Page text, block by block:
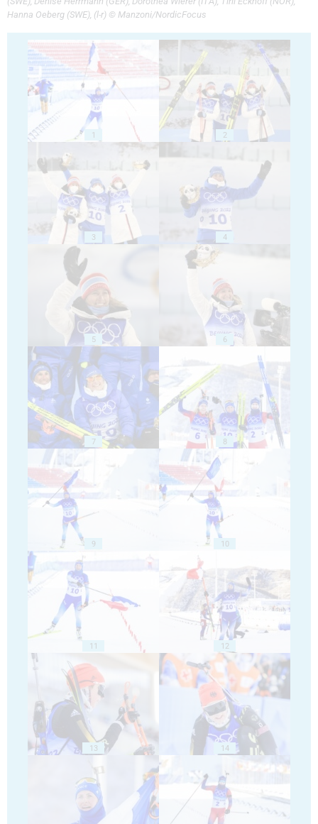
Hanna Oeberg (SWE), (l-r) © Manzoni/NordicFocus
1 2
3 4
5 6
7 8
9 10
11 12
13 14